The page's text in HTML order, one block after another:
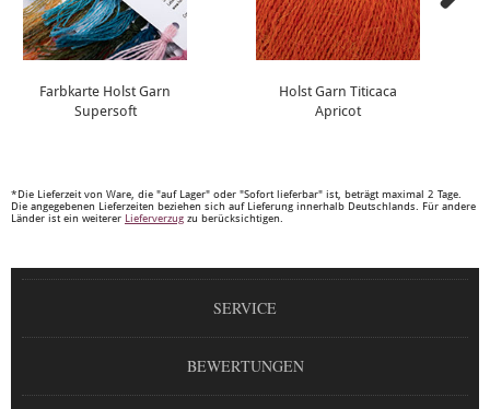
Farbkarte Holst Garn
Supersoft
Holst Garn Titicaca
Apricot
*Die Lieferzeit von Ware, die "auf Lager" oder "Sofort lieferbar" ist, beträgt maximal 2 Tage.
Die angegebenen Lieferzeiten beziehen sich auf Lieferung innerhalb Deutschlands. Für andere
Länder ist ein weiterer Lieferverzug zu berücksichtigen.
SERVICE
BEWERTUNGEN